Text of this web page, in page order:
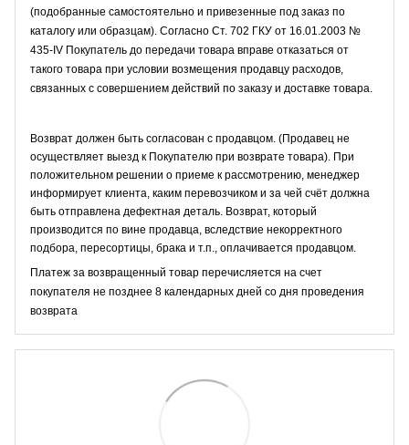
(подобранные самостоятельно и привезенные под заказ по
каталогу или образцам). Согласно Ст. 702 ГКУ от 16.01.2003 №
435-IV Покупатель до передачи товара вправе отказаться от
такого товара при условии возмещения продавцу расходов,
связанных с совершением действий по заказу и доставке товара.
Возврат должен быть согласован с продавцом. (Продавец не
осуществляет выезд к Покупателю при возврате товара). При
положительном решении о приеме к рассмотрению, менеджер
информирует клиента, каким перевозчиком и за чей счёт должна
быть отправлена дефектная деталь. Возврат, который
производится по вине продавца, вследствие некорректного
подбора, пересортицы, брака и т.п., оплачивается продавцом.
Платеж за возвращенный товар перечисляется на счет
покупателя не позднее 8 календарных дней со дня проведения
возврата